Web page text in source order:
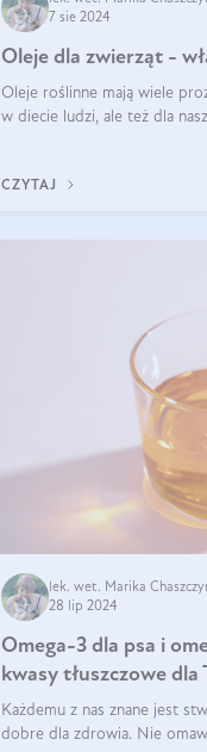
7 sie 2024
Oleje dla zwierząt -
Oleje roślinne mają wiele
w diecie ludzi, ale też dla
CZYTAJ
lek. wet. Marika
28 lip 2024
Omega-3 dla psa i
kwasy tłuszczowe dla
Każdemu z nas znane jest
dobre dla zdrowia. Nie